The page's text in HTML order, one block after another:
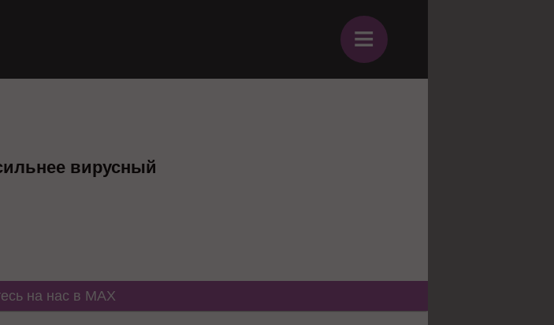
≡
вирусный
на нас в MAX